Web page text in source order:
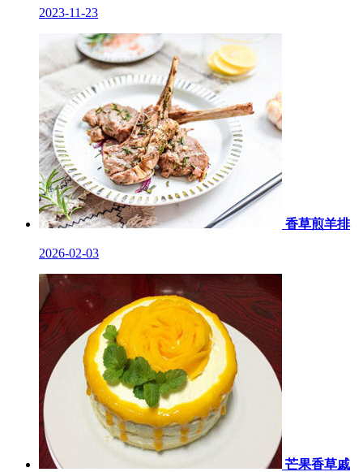
2023-11-23
香草煎羊排
2026-02-03
芒果香草戚